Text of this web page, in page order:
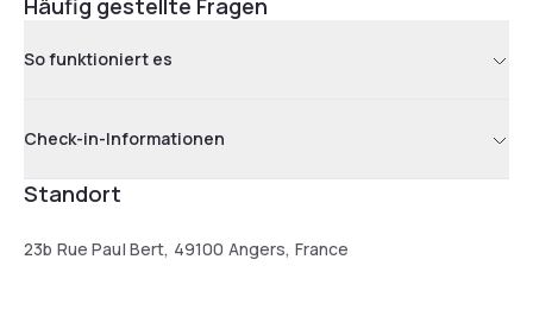
So funktioniert es
Check-in-Informationen
Standort
23b Rue Paul Bert, 49100 Angers, France